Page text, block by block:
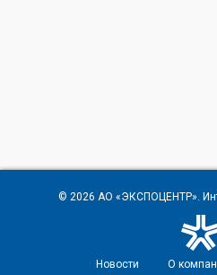
© 2026 АО «ЭКСПОЦЕНТР».
Новости О